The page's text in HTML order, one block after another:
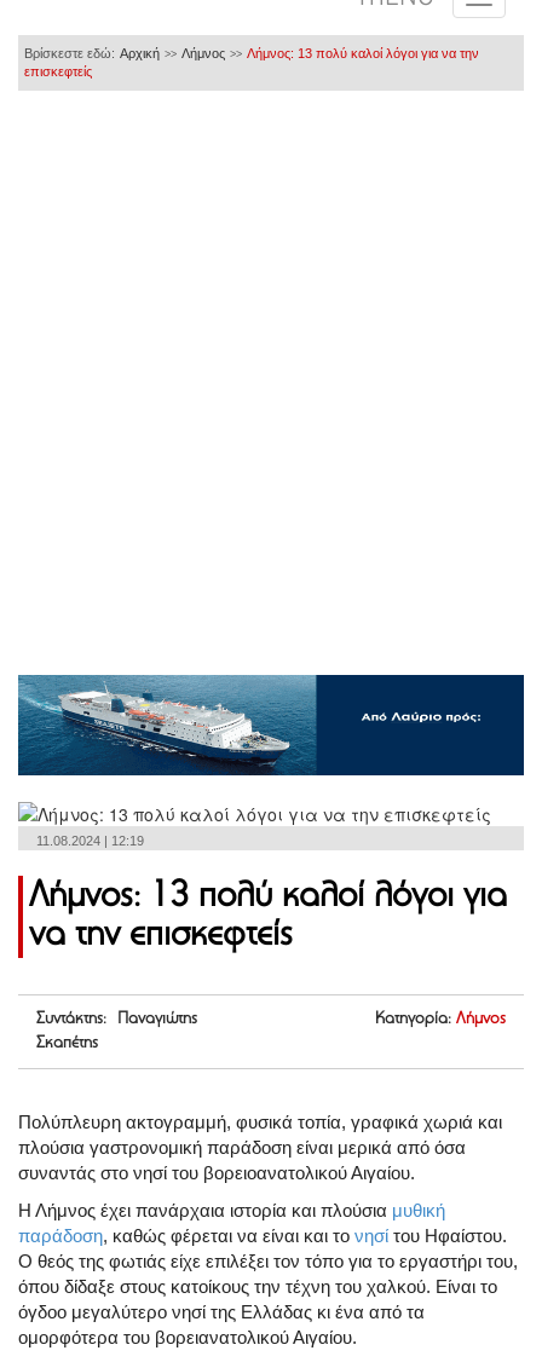
Βρίσκεστε εδώ: Αρχική >> Λήμνος >> Λήμνος: 13 πολύ καλοί λόγοι για να την
επισκεφτείς
11.08.2024 | 12:19
Λήμνος: 13 πολύ καλοί λόγοι για
να την επισκεφτείς
Συντάκτης: Παναγιώτης
Σκαπέτης
Κατηγορία: Λήμνος
Πολύπλευρη ακτογραμμή, φυσικά τοπία, γραφικά χωριά και
πλούσια γαστρονομική παράδοση είναι μερικά από όσα
συναντάς στο νησί του βορειοανατολικού Αιγαίου.
Η Λήμνος έχει πανάρχαια ιστορία και πλούσια μυθική
παράδοση, καθώς φέρεται να είναι και το νησί του Ηφαίστου.
Ο θεός της φωτιάς είχε επιλέξει τον τόπο για το εργαστήρι του,
όπου δίδαξε στους κατοίκους την τέχνη του χαλκού. Είναι το
όγδοο μεγαλύτερο νησί της Ελλάδας κι ένα από τα
ομορφότερα του βορειανατολικού Αιγαίου.